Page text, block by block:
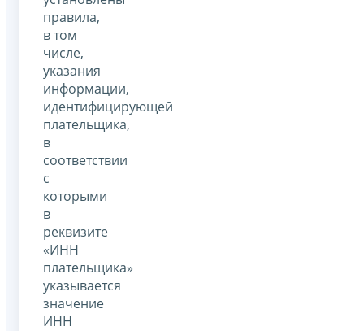
правила,
в том
числе,
указания
информации,
идентифицирующей
плательщика,
в
соответствии
с
которыми
в
реквизите
«ИНН
плательщика»
указывается
значение
ИНН